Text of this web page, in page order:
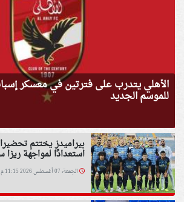
الأهلي يتدرب على فترتين في معسكر
للموسم الجديد
بيراميدز يختتم
استعدادًا لمواجهة ريزا
الجمعة، 07 أغسطس 2026 11:15 م